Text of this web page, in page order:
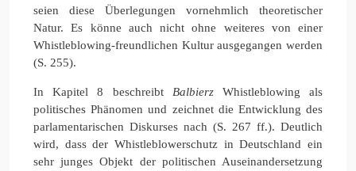
seien diese Überlegungen vornehmlich theoretischer
Natur. Es könne auch nicht ohne weiteres von einer
Whistleblowing-freundlichen Kultur ausgegangen werden
(S. 255).
In Kapitel 8 beschreibt BalbierzWhistleblowing als
politisches Phänomen und zeichnet die Entwicklung des
parlamentarischen Diskurses nach (S. 267 ff.). Deutlich
wird, dass der Whistleblowerschutz in Deutschland ein
sehr junges Objekt der politischen Auseinandersetzung